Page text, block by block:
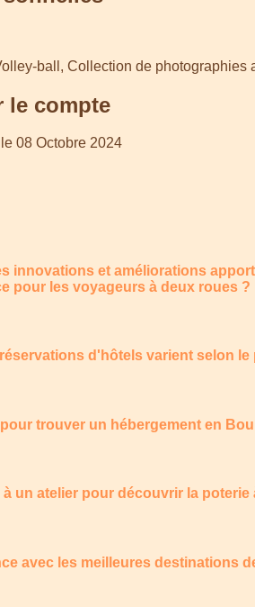
ball, Collection de photographies
le compte
le 08 Octobre 2024
innovations et améliorations
pour les voyageurs à deux roues ?
d'hôtels varient selon
trouver un hébergement en
un atelier pour découvrir la
avec les meilleures destinations